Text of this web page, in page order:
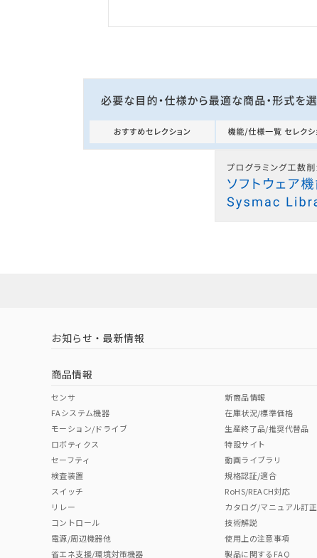
お知らせ・最新情報
商品情報
センサ
FAシステム機器
モーション/ドライブ
ロボティクス
セーフティ
検査装置
スイッチ
リレー
コントロール
電源/周辺機器他
省エネ支援/環境対策機器
新商品情報
在庫状況/標準価格
生産終了品/推奨代替品
特設サイト
動画ライブラリ
規格認証/適合
RoHS/REACH対応
カタログ/マニュアル訂正
技術解説
使用上の注意事項
製品に関するFAQ